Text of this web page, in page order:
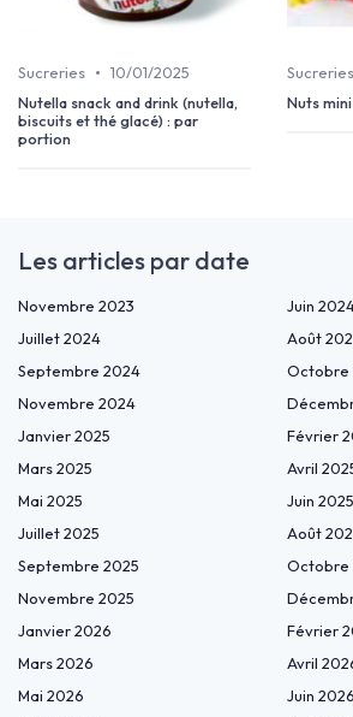
Sucreries • 10/01/2025
Nutella snack and drink (nutella,
biscuits et thé glacé) : par
portion
Sucreries
Nuts mini
Les articles par date
Novembre 2023
Juin
Juillet 2024
Août
Septembre 2024
Octobre
Novembre 2024
Janvier 2025
Février
Mars 2025
Avril
Mai 2025
Juin 2025
Juillet 2025
Août
Septembre 2025
Octobre
Novembre 2025
Janvier 2026
Février
Mars 2026
Avril
Mai 2026
Juin 2026